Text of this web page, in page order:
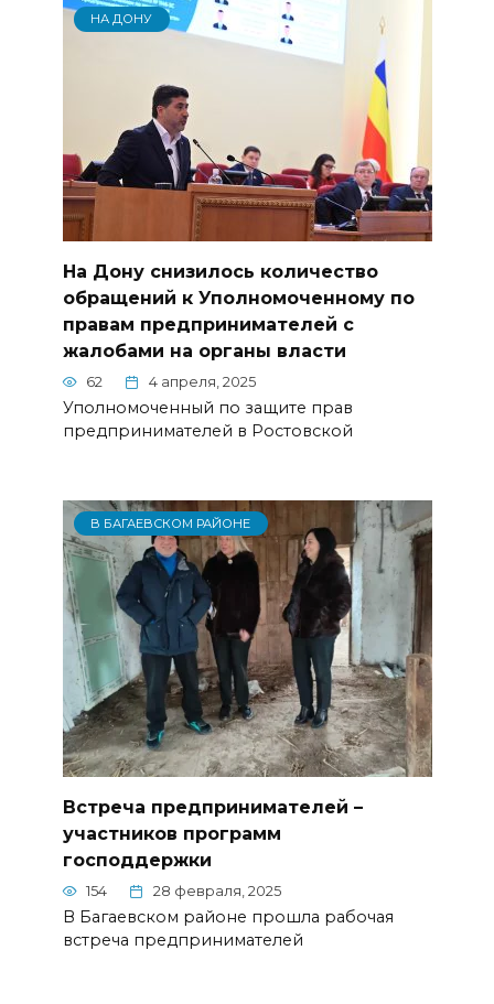
НА ДОНУ
На Дону снизилось количество
обращений к Уполномоченному по
правам предпринимателей с
жалобами на органы власти
62 4 апреля, 2025
Уполномоченный по защите прав
предпринимателей в Ростовской
В БАГАЕВСКОМ РАЙОНЕ
Встреча предпринимателей –
участников программ
господдержки
154 28 февраля, 2025
В Багаевском районе прошла рабочая
встреча предпринимателей